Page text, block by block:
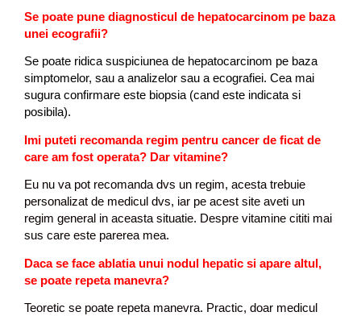
Se poate pune diagnosticul de hepatocarcinom pe baza
unei ecografii?
Se poate ridica suspiciunea de hepatocarcinom pe baza
simptomelor, sau a analizelor sau a ecografiei. Cea mai
sugura confirmare este biopsia (cand este indicata si
posibila).
Imi puteti recomanda regim pentru cancer de ficat de
care am fost operata? Dar vitamine?
Eu nu va pot recomanda dvs un regim, acesta trebuie
personalizat de medicul dvs, iar pe acest site aveti un
regim general in aceasta situatie. Despre vitamine cititi mai
sus care este parerea mea.
Daca se face ablatia unui nodul hepatic si apare altul,
se poate repeta manevra?
Teoretic se poate repeta manevra. Practic, doar medicul